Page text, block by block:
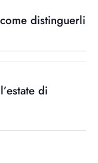
distinguerli
di